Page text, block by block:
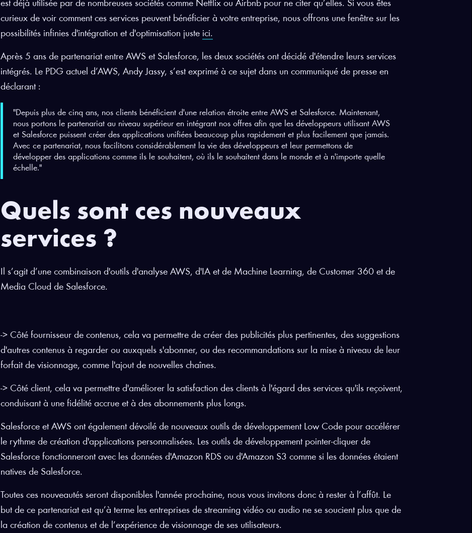
est déjà utilisée par de nombreuses sociétés comme Netflix ou Airbnb pour ne citer qu’elles. Si vous êtes
curieux de voir comment ces services peuvent bénéficier à votre entreprise, nous offrons une fenêtre sur les
possibilités infinies d'intégration et d'optimisation juste ici.
Après 5 ans de partenariat entre AWS et Salesforce, les deux sociétés ont décidé d'étendre leurs services
intégrés. Le PDG actuel d’AWS, Andy Jassy, s’est exprimé à ce sujet dans un communiqué de presse en
déclarant :
"Depuis plus de cinq ans, nos clients bénéficient d'une relation étroite entre AWS et Salesforce. Maintenant,
nous portons le partenariat au niveau supérieur en intégrant nos offres afin que les développeurs utilisant AWS
et Salesforce puissent créer des applications unifiées beaucoup plus rapidement et plus facilement que jamais.
Avec ce partenariat, nous facilitons considérablement la vie des développeurs et leur permettons de
développer des applications comme ils le souhaitent, où ils le souhaitent dans le monde et à n'importe quelle
échelle."
Quels sont ces nouveaux
services ?
Il s’agit d’une combinaison d'outils d'analyse AWS, d'IA et de Machine Learning, de Customer 360 et de
Media Cloud de Salesforce.
-> Côté fournisseur de contenus, cela va permettre de créer des publicités plus pertinentes, des suggestions
d'autres contenus à regarder ou auxquels s'abonner, ou des recommandations sur la mise à niveau de leur
forfait de visionnage, comme l'ajout de nouvelles chaînes.
-> Côté client, cela va permettre d'améliorer la satisfaction des clients à l'égard des services qu'ils reçoivent,
conduisant à une fidélité accrue et à des abonnements plus longs.
Salesforce et AWS ont également dévoilé de nouveaux outils de développement Low Code pour accélérer
le rythme de création d'applications personnalisées. Les outils de développement pointer-cliquer de
Salesforce fonctionneront avec les données d'Amazon RDS ou d'Amazon S3 comme si les données étaient
natives de Salesforce.
Toutes ces nouveautés seront disponibles l'année prochaine, nous vous invitons donc à rester à l’affût. Le
but de ce partenariat est qu’à terme les entreprises de streaming vidéo ou audio ne se soucient plus que de
la création de contenus et de l’expérience de visionnage de ses utilisateurs.